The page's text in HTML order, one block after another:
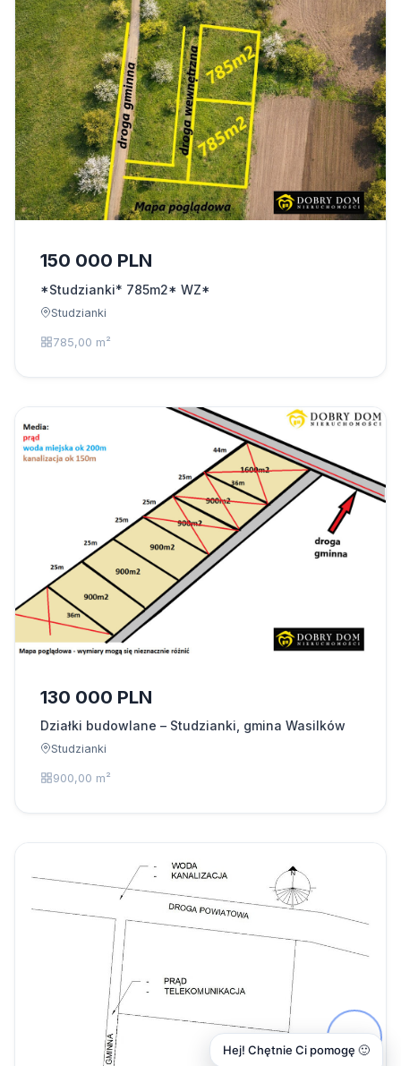
150 000 PLN
*Studzianki* 785m2* WZ*
Studzianki
785,00 m²
130 000 PLN
Działki budowlane – Studzianki, gmina Wasilków
Studzianki
900,00 m²
Hej! Chętnie Ci pomogę 🙂